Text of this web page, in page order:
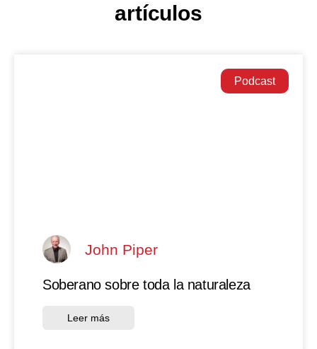
artículos
Podcast
John Piper
Soberano sobre toda la naturaleza
Leer más